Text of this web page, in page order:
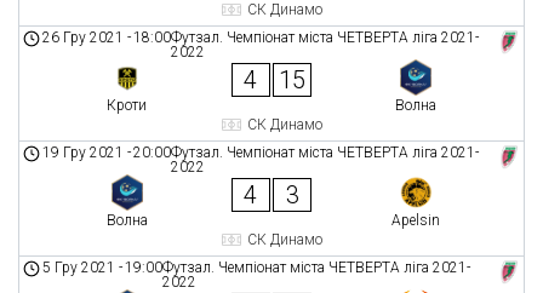
СК Динамо
Футзал. Чемпіонат міста ЧЕТВЕРТА ліга 2021-
2022
26 Гру 2021 -18:00
Кроти
4 15
Волна
СК Динамо
Футзал. Чемпіонат міста ЧЕТВЕРТА ліга 2021-
2022
19 Гру 2021 -20:00
Волна
4 3
Apelsin
СК Динамо
Футзал. Чемпіонат міста ЧЕТВЕРТА ліга 2021-
2022
5 Гру 2021 -19:00